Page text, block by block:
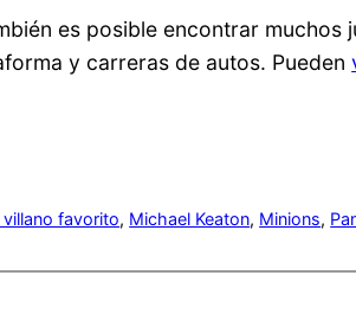
es posible encontrar
y carreras de autos. Pueden
villano favorito, Michael Keaton, Minions,